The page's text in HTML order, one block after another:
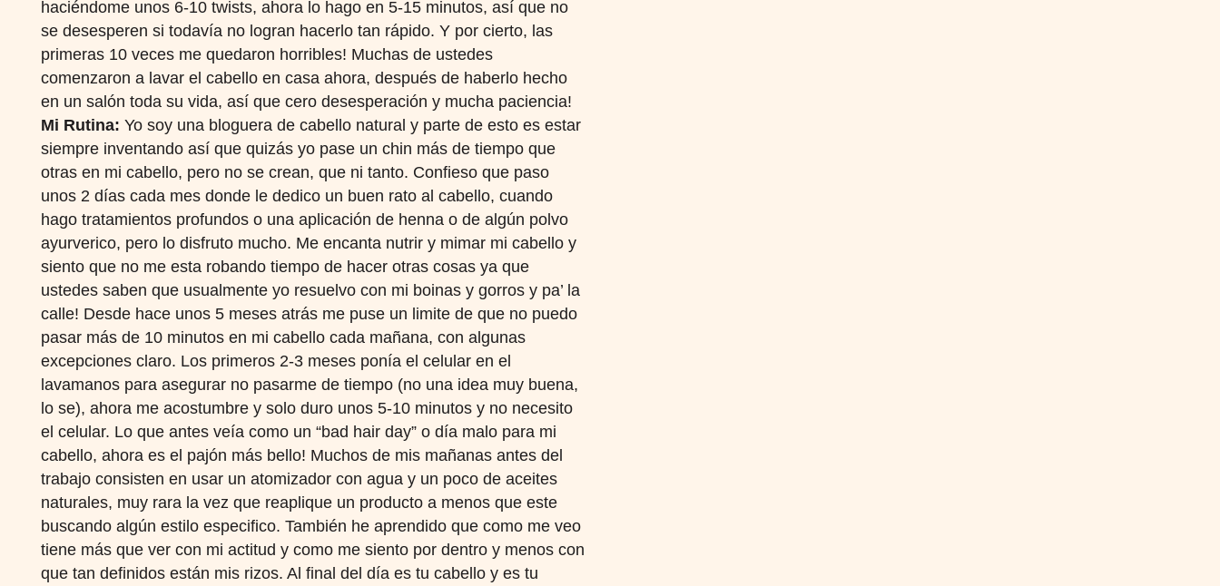
haciéndome unos 6-10 twists, ahora lo hago en 5-15 minutos, así que no
se desesperen si todavía no logran hacerlo tan rápido. Y por cierto, las
primeras 10 veces me quedaron horribles! Muchas de ustedes
comenzaron a lavar el cabello en casa ahora, después de haberlo hecho
en un salón toda su vida, así que cero desesperación y mucha paciencia!
Mi Rutina: Yo soy una bloguera de cabello natural y parte de esto es estar
siempre inventando así que quizás yo pase un chin más de tiempo que
otras en mi cabello, pero no se crean, que ni tanto. Confieso que paso
unos 2 días cada mes donde le dedico un buen rato al cabello, cuando
hago tratamientos profundos o una aplicación de henna o de algún polvo
ayurverico, pero lo disfruto mucho. Me encanta nutrir y mimar mi cabello y
siento que no me esta robando tiempo de hacer otras cosas ya que
ustedes saben que usualmente yo resuelvo con mi boinas y gorros y pa’ la
calle! Desde hace unos 5 meses atrás me puse un limite de que no puedo
pasar más de 10 minutos en mi cabello cada mañana, con algunas
excepciones claro. Los primeros 2-3 meses ponía el celular en el
lavamanos para asegurar no pasarme de tiempo (no una idea muy buena,
lo se), ahora me acostumbre y solo duro unos 5-10 minutos y no necesito
el celular. Lo que antes veía como un “bad hair day” o día malo para mi
cabello, ahora es el pajón más bello! Muchos de mis mañanas antes del
trabajo consisten en usar un atomizador con agua y un poco de aceites
naturales, muy rara la vez que reaplique un producto a menos que este
buscando algún estilo especifico. También he aprendido que como me veo
tiene más que ver con mi actitud y como me siento por dentro y menos con
que tan definidos están mis rizos. Al final del día es tu cabello y es tu